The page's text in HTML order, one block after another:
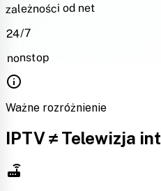
zależności od net
24/7
nonstop
info
Ważne rozróżnienie
IPTV ≠ Telewizja
router